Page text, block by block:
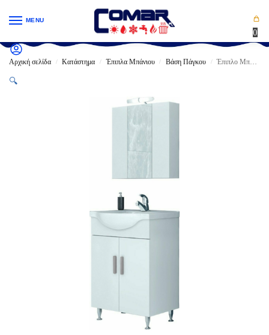
MENU
0
Αρχική σελίδα / Κατάστημα / Έπιπλα Μπάνιου / Βάση Πάγκου / Έπιπλο Μπάνιου DROP LUNA 65 Πάγκος Με Νιπτήρα & Καθρέπτη Γυαλιστερή Λάκα
🔍